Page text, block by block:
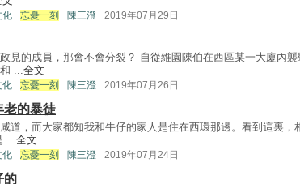
化 忘憂一刻 陳三澄 2019年07月29日
見的成員，那會不會分裂？ 自從維園陳伯在西區某一大廈內
...全文
化 忘憂一刻 陳三澄 2019年07月26日
老的暴徒
道，而大家都知我和牛仔的家人是住在西環那邊。看到這裏，
...全文
化 忘憂一刻 陳三澄 2019年07月24日
的